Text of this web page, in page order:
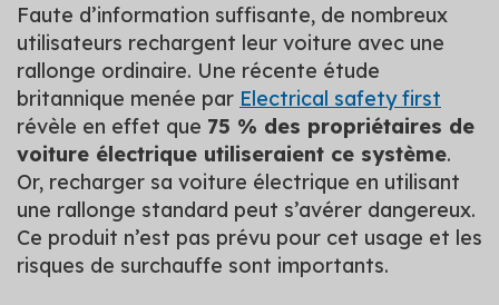
Faute d’information suffisante, de nombreux
utilisateurs rechargent leur voiture avec une
rallonge ordinaire. Une récente étude
britannique menée par Electrical safety first
révèle en effet que 75 % des propriétaires de
voiture électrique utiliseraient ce système.
Or, recharger sa voiture électrique en utilisant
une rallonge standard peut s’avérer dangereux.
Ce produit n’est pas prévu pour cet usage et les
risques de surchauffe sont importants.